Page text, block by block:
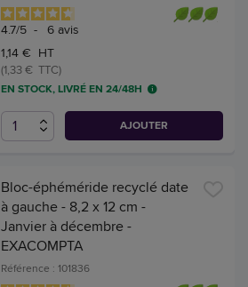
4.7/5 - 6 avis
1,14 € HT
(1,33 € TTC)
EN STOCK, LIVRÉ EN 24/48H
AJOUTER
Bloc-éphéméride recyclé date
à gauche - 8,2 x 12 cm -
Janvier à décembre -
EXACOMPTA
Référence : 101836